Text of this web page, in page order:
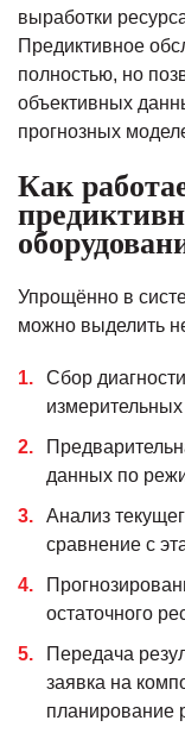
выработки
Предиктивное
полностью, но
объективных
прогнозных
Как
Упрощённо в
можно выделить
Сбор
данных по
Анализ
сравнение с
остаточного
Передача
заявка на
планирование